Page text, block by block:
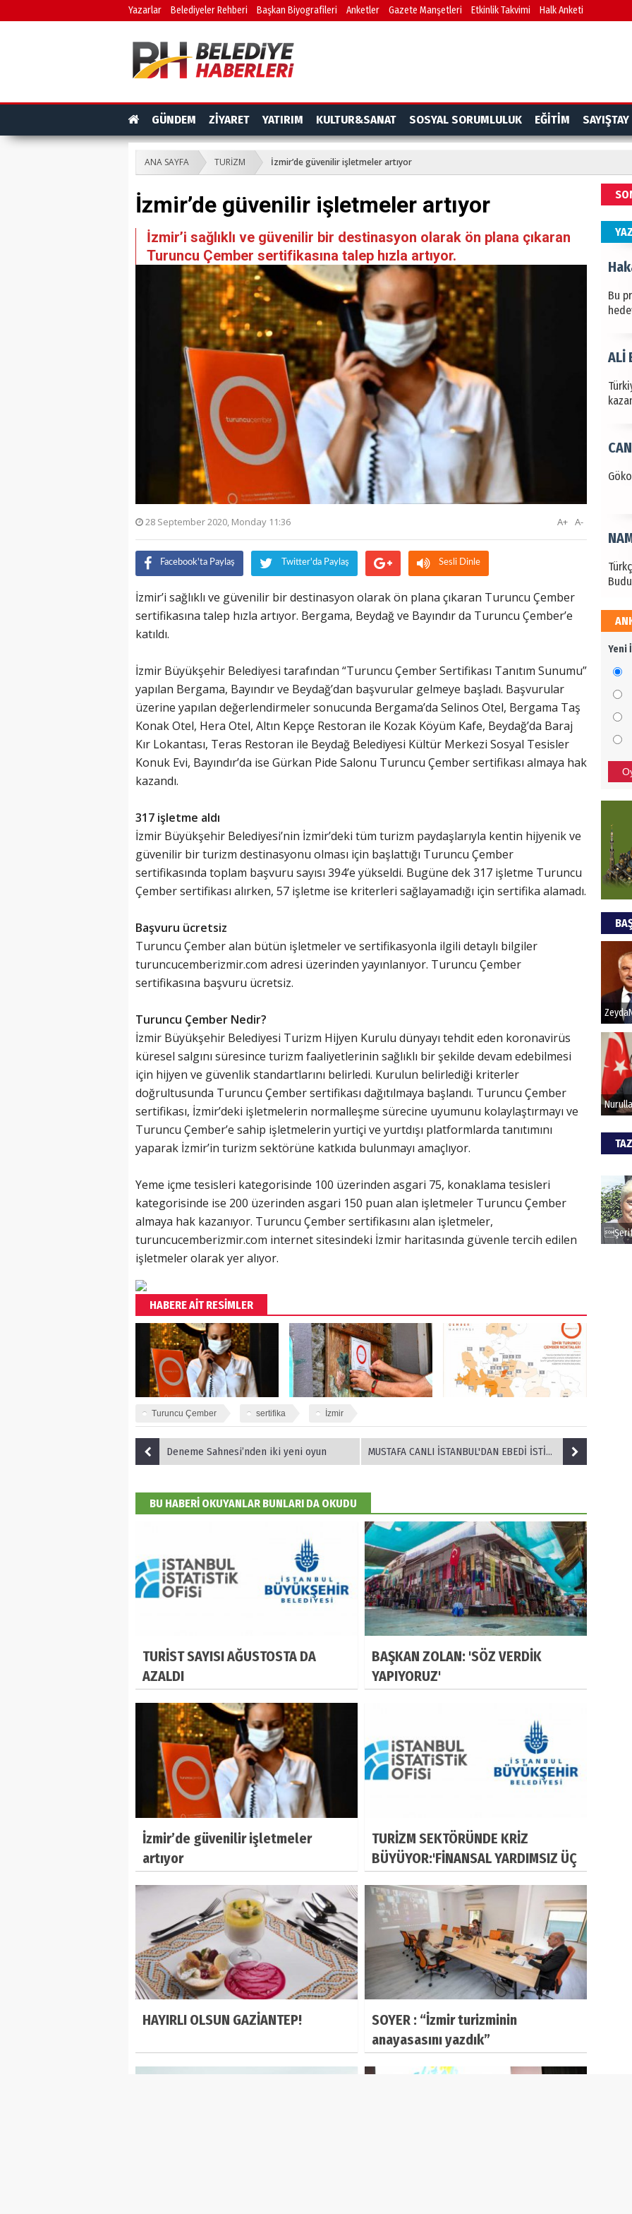
Yazarlar Belediyeler Rehberi Başkan Biyografileri Anketler Gazete Manşetleri Etkinlik Takvimi Halk Anketi
GÜNDEM ZİYARET YATIRIM KULTUR&SANAT SOSYAL SORUMLULUK EĞİTİM SAYIŞTAY
ANA SAYFA TURİZM İzmir’de güvenilir işletmeler artıyor
İzmir’de güvenilir işletmeler artıyor
İzmir’i sağlıklı ve güvenilir bir destinasyon olarak ön plana çıkaran
Turuncu Çember sertifikasına talep hızla artıyor.
28 September 2020, Monday 11:36 A-
A+
Facebook'ta Paylaş Twitter'da Paylaş Sesli Dinle
İzmir’i sağlıklı ve güvenilir bir destinasyon olarak ön plana çıkaran Turuncu Çember
sertifikasına talep hızla artıyor. Bergama, Beydağ ve Bayındır da Turuncu Çember’e
katıldı.
İzmir Büyükşehir Belediyesi tarafından “Turuncu Çember Sertifikası Tanıtım Sunumu”
yapılan Bergama, Bayındır ve Beydağ’dan başvurular gelmeye başladı. Başvurular
üzerine yapılan değerlendirmeler sonucunda Bergama’da Selinos Otel, Bergama Taş
Konak Otel, Hera Otel, Altın Kepçe Restoran ile Kozak Köyüm Kafe, Beydağ’da Baraj
Kır Lokantası, Teras Restoran ile Beydağ Belediyesi Kültür Merkezi Sosyal Tesisler
Konuk Evi, Bayındır’da ise Gürkan Pide Salonu Turuncu Çember sertifikası almaya hak
kazandı.
317 işletme aldı
İzmir Büyükşehir Belediyesi’nin İzmir’deki tüm turizm paydaşlarıyla kentin hijyenik ve
güvenilir bir turizm destinasyonu olması için başlattığı Turuncu Çember
sertifikasında toplam başvuru sayısı 394’e yükseldi. Bugüne dek 317 işletme Turuncu
Çember sertifikası alırken, 57 işletme ise kriterleri sağlayamadığı için sertifika alamadı.
Başvuru ücretsiz
Turuncu Çember alan bütün işletmeler ve sertifikasyonla ilgili detaylı bilgiler
turuncucemberizmir.com adresi üzerinden yayınlanıyor. Turuncu Çember
sertifikasına başvuru ücretsiz.
Turuncu Çember Nedir?
İzmir Büyükşehir Belediyesi Turizm Hijyen Kurulu dünyayı tehdit eden koronavirüs
küresel salgını süresince turizm faaliyetlerinin sağlıklı bir şekilde devam edebilmesi
için hijyen ve güvenlik standartlarını belirledi. Kurulun belirlediği kriterler
doğrultusunda Turuncu Çember sertifikası dağıtılmaya başlandı. Turuncu Çember
sertifikası, İzmir’deki işletmelerin normalleşme sürecine uyumunu kolaylaştırmayı ve
Turuncu Çember’e sahip işletmelerin yurtiçi ve yurtdışı platformlarda tanıtımını
yaparak İzmir’in turizm sektörüne katkıda bulunmayı amaçlıyor.
Yeme içme tesisleri kategorisinde 100 üzerinden asgari 75, konaklama tesisleri
kategorisinde ise 200 üzerinden asgari 150 puan alan işletmeler Turuncu Çember
almaya hak kazanıyor. Turuncu Çember sertifikasını alan işletmeler,
turuncucemberizmir.com internet sitesindeki İzmir haritasında güvenle tercih edilen
işletmeler olarak yer alıyor.
HABERE AİT RESİMLER
Turuncu Çember sertifika İzmir
Deneme Sahnesi’nden iki yeni oyun MUSTAFA CANLI İSTANBUL'DAN EBEDİ İSTİRAHATGAHINA UĞURLANDI
BU HABERİ OKUYANLAR BUNLARI DA OKUDU
TURİST SAYISI AĞUSTOSTA DA
AZALDI
BAŞKAN ZOLAN: 'SÖZ VERDİK
YAPIYORUZ'
İzmir’de güvenilir işletmeler
artıyor
TURİZM SEKTÖRÜNDE KRİZ
BÜYÜYOR:'FİNANSAL YARDIMSIZ ÜÇ
HAYIRLI OLSUN GAZİANTEP!
SOYER : “İzmir turizminin
anayasasını yazdık”
Bu
ALİ
Bu
Yeni